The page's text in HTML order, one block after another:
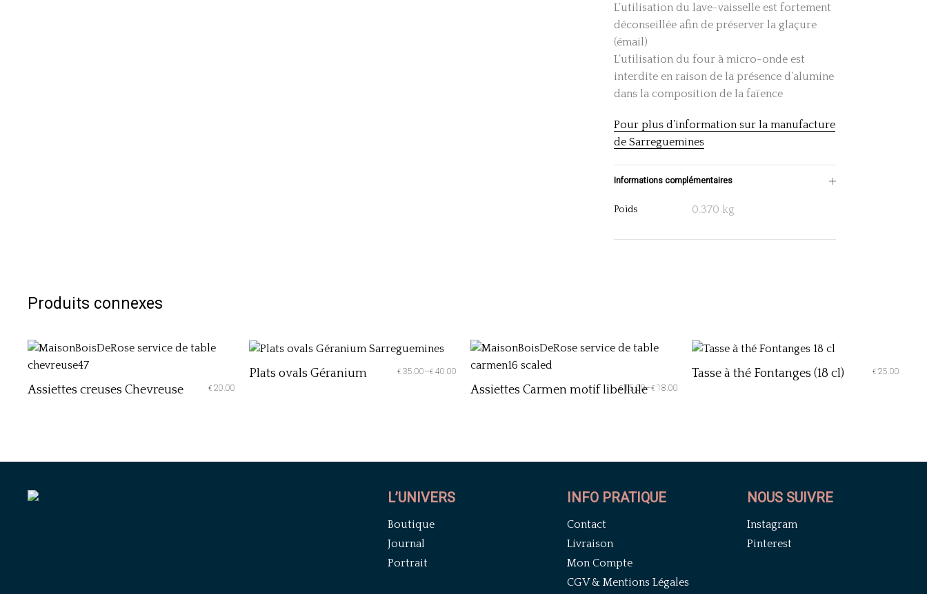
L’utilisation du lave-vaisselle est fortement
déconseillée afin de préserver la glaçure
(émail)
L’utilisation du four à micro-onde est
interdite en raison de la présence d’alumine
dans la composition de la faïence
Pour plus d’information sur la manufacture
de Sarreguemines
Informations complémentaires
Poids 0.370 kg
Produits connexes
Assiettes creuses Chevreuse €20.00
Plats ovals Géranium €35.00–€40.00
Assiettes Carmen motif libellule
€15.00–€ 18.00
Tasse à thé Fontanges (18 cl) €25.00
L’UNIVERS
Boutique
Journal
Portrait
INFO PRATIQUE
Contact
Livraison
Mon Compte
CGV & Mentions Légales
NOUS SUIVRE
Instagram
Pinterest